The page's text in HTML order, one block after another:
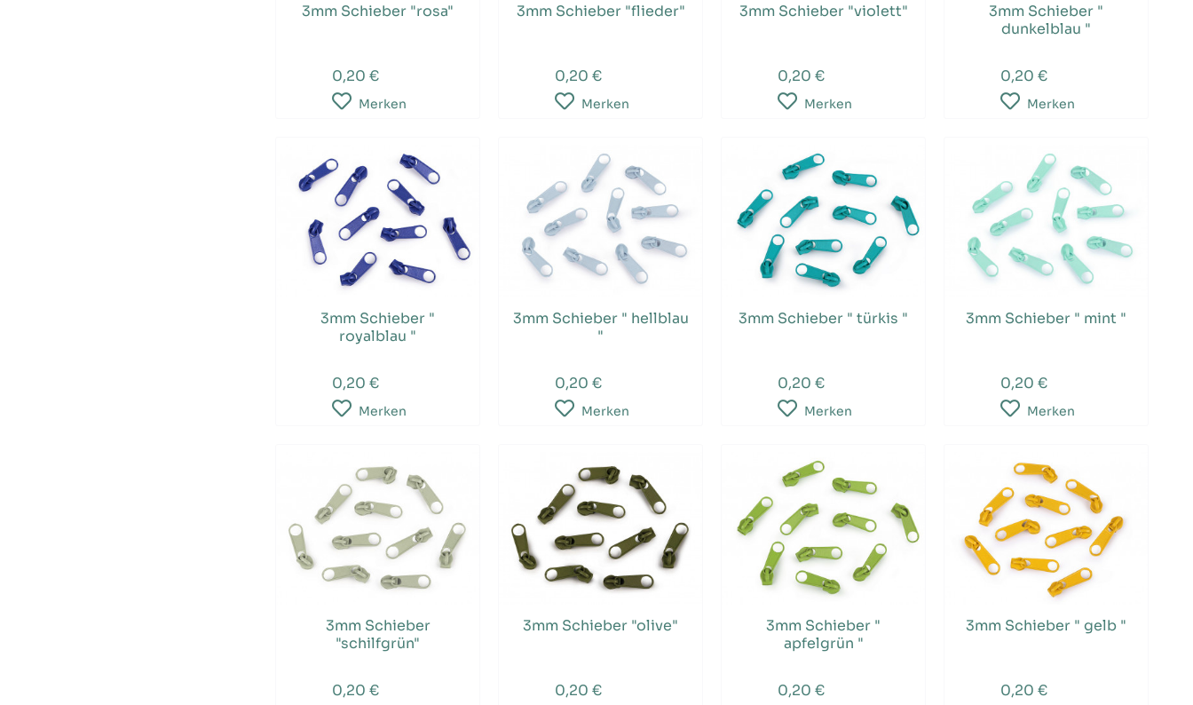
3mm Schieber "rosa"
0,20 €
Merken
3mm Schieber "flieder"
0,20 €
Merken
3mm Schieber "violett"
0,20 €
Merken
3mm Schieber "
dunkelblau "
0,20 €
Merken
3mm Schieber "
royalblau "
0,20 €
Merken
3mm Schieber " hellblau
"
0,20 €
Merken
3mm Schieber " türkis "
0,20 €
Merken
3mm Schieber " mint "
0,20 €
Merken
3mm Schieber
"schilfgrün"
0,20 €
3mm Schieber "olive"
0,20 €
3mm Schieber "
apfelgrün "
0,20 €
3mm Schieber " gelb "
0,20 €